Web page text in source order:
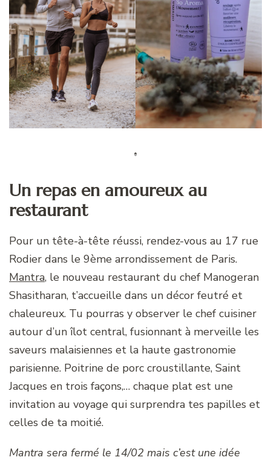
Un repas en amoureux au
restaurant
Pour un tête-à-tête réussi, rendez-vous au 17 rue
Rodier dans le 9ème arrondissement de Paris.
Mantra, le nouveau restaurant du chef Manogeran
Shasitharan, t’accueille dans un décor feutré et
chaleureux. Tu pourras y observer le chef cuisiner
autour d’un îlot central, fusionnant à merveille les
saveurs malaisiennes et la haute gastronomie
parisienne. Poitrine de porc croustillante, Saint
Jacques en trois façons,… chaque plat est une
invitation au voyage qui surprendra tes papilles et
celles de ta moitié.
Mantra sera fermé le 14/02 mais c’est une idée